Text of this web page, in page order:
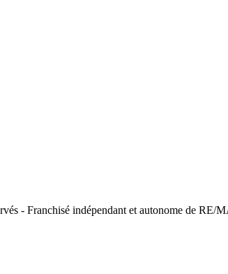
- Franchisé indépendant et autonome de RE/